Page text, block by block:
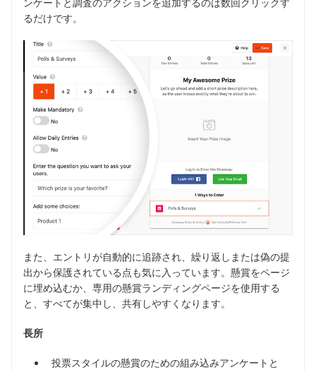
るだけです。
また、エントリが自動的に追跡され、繰り返しまたは偽の提
出から保護されている点も気に入っています。懸賞をページ
に埋め込むか、専用の懸賞ランディングページを使用する
と、すべてが集中し、共有しやすくなります。
長所
投票スタイルの懸賞のための組み込みアンケートと